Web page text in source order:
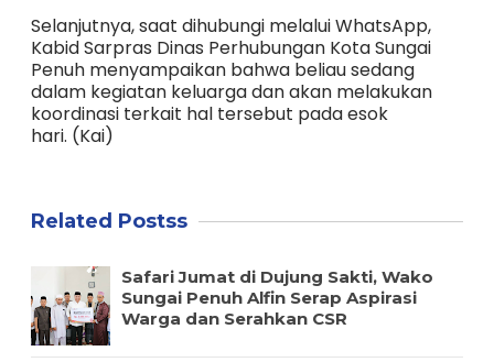
Selanjutnya,saat dihubungi melalui WhatsApp,
Kabid Sarpras Dinas Perhubungan Kota Sungai
Penuhmenyampaikan bahwa beliau sedang
dalam kegiatan keluargadan akan melakukan
koordinasi terkait hal tersebut pada esok
hari. (Kai)
Related Postss
Safari Jumat di Dujung Sakti, Wako
Sungai Penuh Alfin Serap Aspirasi
Warga dan Serahkan CSR